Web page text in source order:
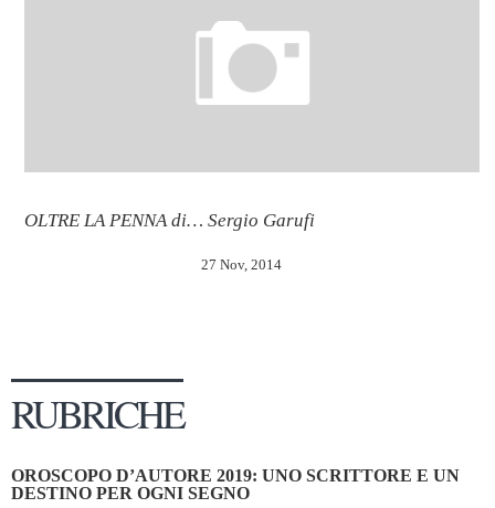
OLTRE LA PENNA di… Sergio Garufi
27 Nov, 2014
RUBRICHE
OROSCOPO D’AUTORE 2019: UNO SCRITTORE E UN
DESTINO PER OGNI SEGNO